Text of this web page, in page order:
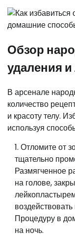
Обзор
удаления
В арсенале
количество
и красоту телу.
используя
Отломите от
тщательно
Размягченное
на голове,
Процедуру в
на ночь.